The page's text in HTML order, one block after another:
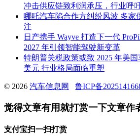
冲击供应链致利润承压，行业呼
哪吒汽车陷合作方纠纷风波 多家
注
日产携手 Wayve 打造下一代
2027 年引领智能驾驶新变革
特朗普关税政策或致 2025 年美
美元 行业格局面临重塑
© 2026 汽车信息网 鲁ICP备
觉得文章有用就打赏一下文章作
支付宝扫一扫打赏